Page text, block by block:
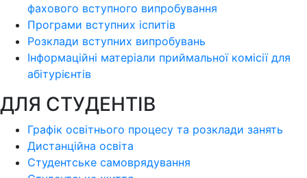
фахового вступного випробування
Програми вступних іспитів
Розклади вступних випробувань
Інформаційні матеріали приймальної комісії для
абітурієнтів
ДЛЯ СТУДЕНТІВ
Графік освітнього процесу та розклади занять
Дистанційна освіта
Студентське самоврядування